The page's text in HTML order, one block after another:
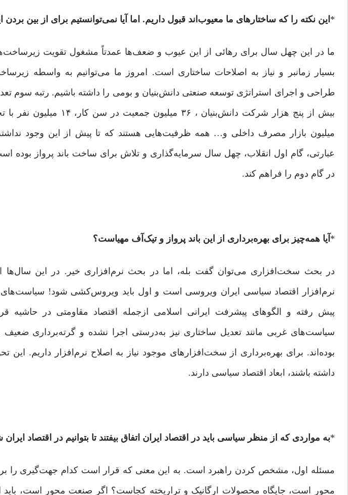
* این نکته را که ساختارهای ما معیوب‌اند قبول داریم. اما آیا نمی‌توانستیم برای از بین
ما در این چهل سال برای رهائی از این عیوب و ضعف‌ها عمدتاً مشغول تقویت
بسیار زمانبر و نیاز به اصلاحات ساختاری است. امروز ما می‌توانیم به‌ واسطه
طراحی و اجرای استراتژی توسعه صنعتی دانش‌بنیان و بومی را داشته باشیم. رتبه سوم
میلیون بازار مصرف داخلی و… همه ظرفیت‌هایی هستند که تا پیش ‌از این وجود
عبارتی، گام اول انقلاب، چهل سال سرمایه‌گذاری و تلاش برای ساخت باند پرواز بوده
در گام دوم را فراهم کند.
* آیا همه‌چیز برای بهره‌برداری از این باند پرواز و تیک‌آف مهیاست؟
در بحث سخت‌افزاری می‌توان گفت بله، اما در بحث نرم‌افزاری خیر. در این سال‌ها
نرم‌افزار اقتصاد سیاسی ایران ویروسی است و اول باید ویروس‌کشی شود!
پیش رفته و الگوهای پیشرفت ایرانی اسلامی ازجمله اقتصاد مقاومتی در حاشیه
سیاست‌های غربی مانند تعدیل ساختاری نیز به‌درستی اجرا نشده‌ و گرته‌برداری ضعیف و
بوده‌اند. برای بهره‌برداری از سخت‌افزارهای موجود نیاز به اصلاح نرم‌افزار داریم. این
داشته باشند، ابعاد اقتصاد سیاسی دارند.
*به مواردی که از منظر سیاسی باید در اقتصاد ایران اتفاق بیفتند تا بتوانیم در اقتصاد
مسئله اول، مشخص کردن راهبرد است. به این معنی که قرار است کدام جهت‌گیری را
محور است، جایگاه محصولات ارگانیک و تراریخته کجاست؟ اگر صنعت محور است،